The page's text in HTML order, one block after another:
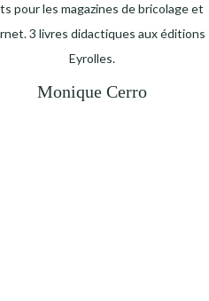
pour les magazines de bricolage et
3 livres didactiques aux éditions
Eyrolles.
Monique Cerro